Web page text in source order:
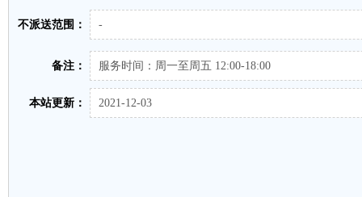
不派送范围： -
备注： 服务时间：周一至周五 12:00-18:00
本站更新： 2021-12-03